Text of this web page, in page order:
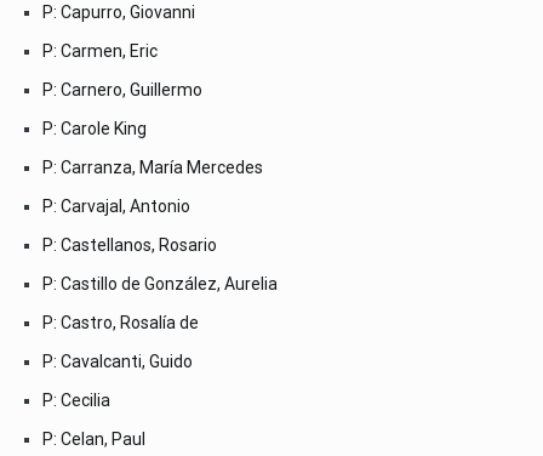
P: Capurro, Giovanni
P: Carmen, Eric
P: Carnero, Guillermo
P: Carole King
P: Carranza, María Mercedes
P: Carvajal, Antonio
P: Castellanos, Rosario
P: Castillo de González, Aurelia
P: Castro, Rosalía de
P: Cavalcanti, Guido
P: Cecilia
P: Celan, Paul